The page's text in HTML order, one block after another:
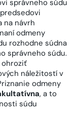
správneho súdu
na návrh
odmeny
rozhodne súdna
správneho súdu.
ohroziť
náležitostí v
odmeny
, a to
súdu